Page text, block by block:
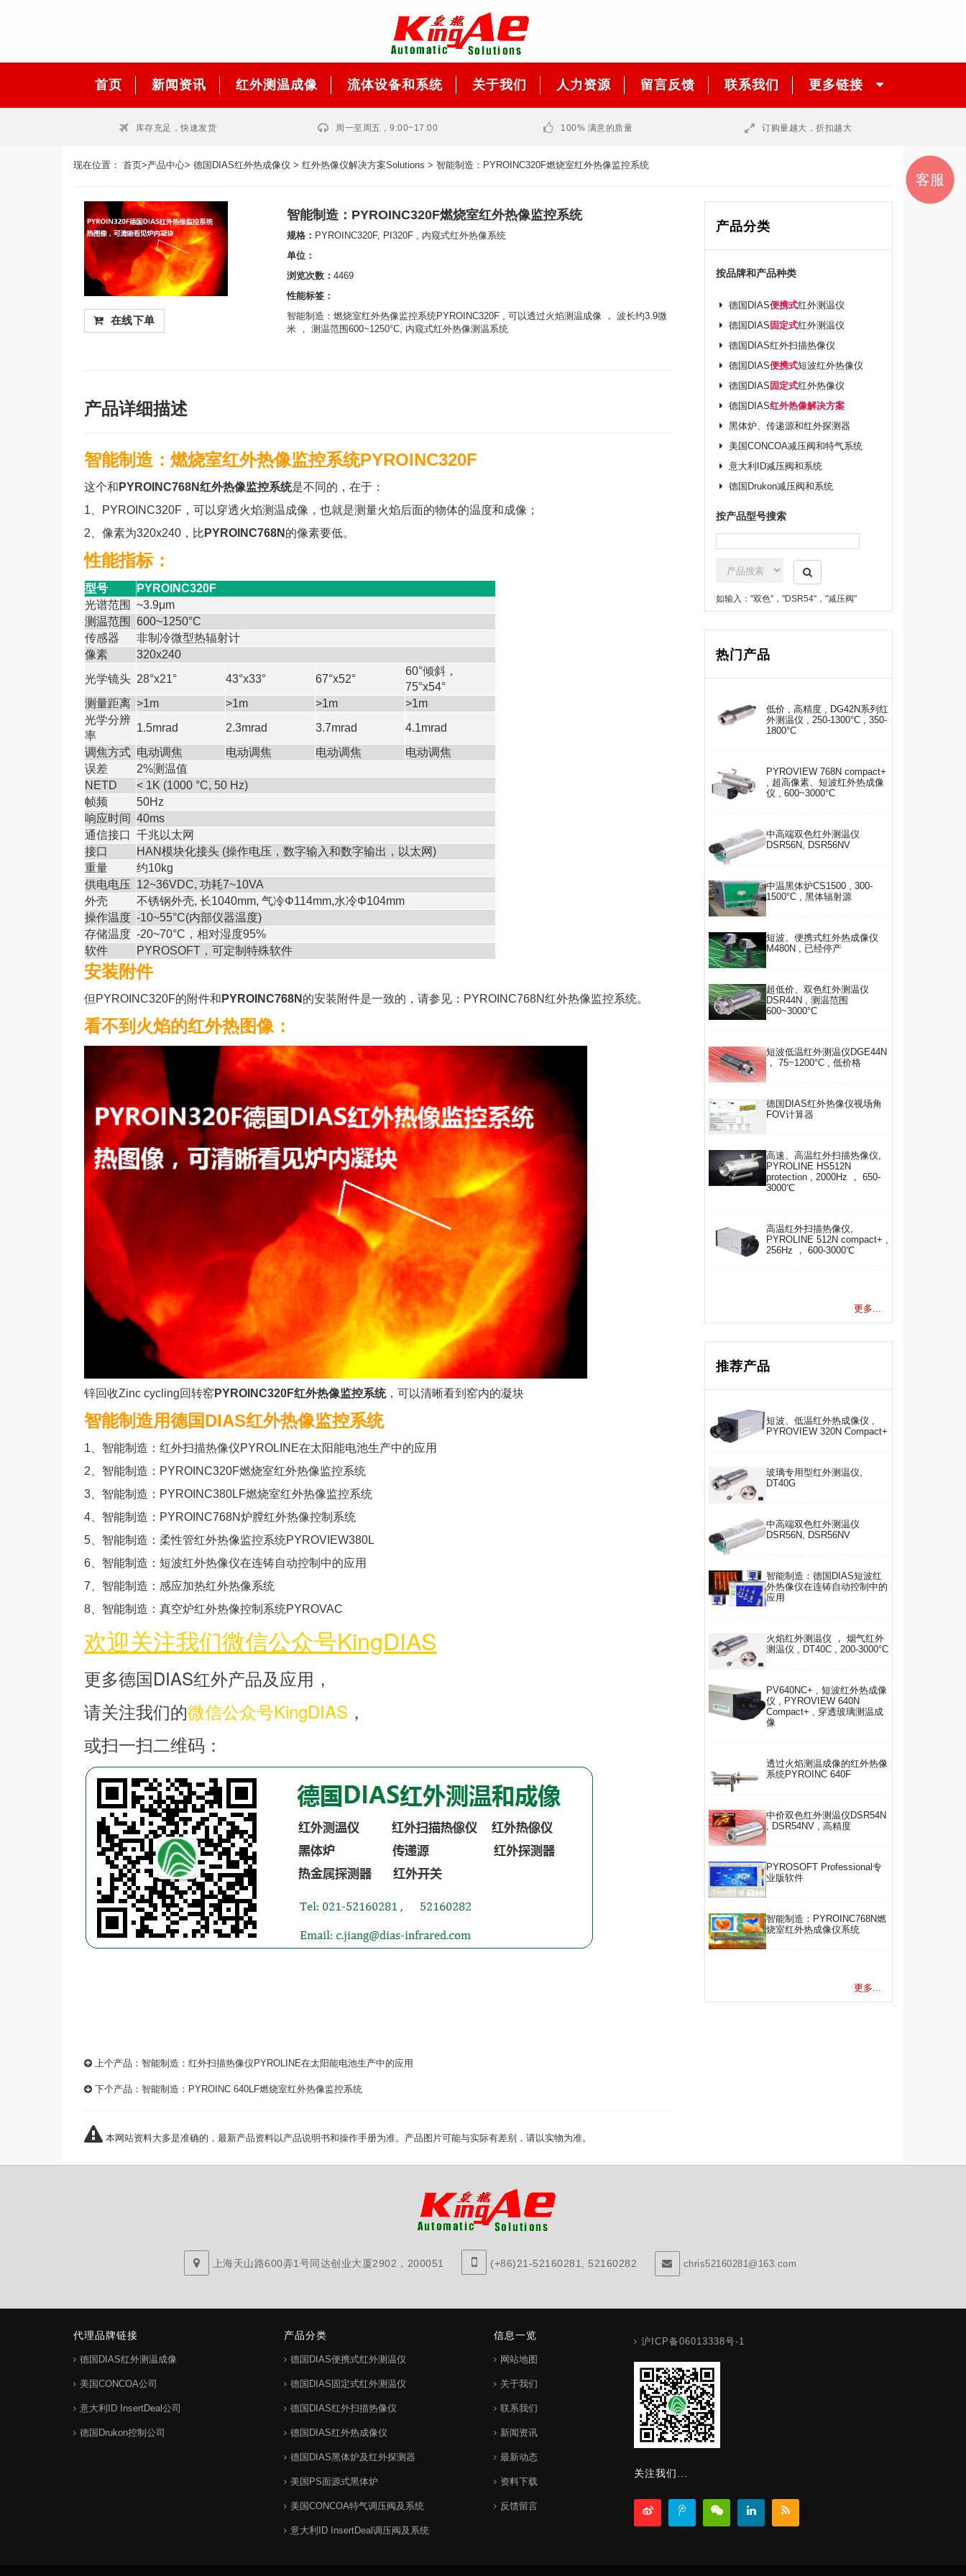
首页 新闻资讯 红外测温成像 流体设备和系统 关于我们 人力资源 留言反馈 联系我们 更多链接
库存充足，快速发货 周一至周五，9:00~17:00 100% 满意的质量 订购量越大，折扣越大
现在位置： 首页>产品中心> 德国DIAS红外热成像仪 > 红外热像仪解决方案Solutions > 智能制造：PYROINC320F燃烧室红外热像监控系统
在线下单
智能制造：PYROINC320F燃烧室红外热像监控系统
规格： PYROINC320F, PI320F , 内窥式红外热像系统
单位：
浏览次数：4469
性能标签：
智能制造：燃烧室红外热像监控系统PYROINC320F , 可以透过火焰测温成像 ， 波长约3.9微
米 ， 测温范围600~1250°C, 内窥式红外热像测温系统
产品详细描述
智能制造： 燃烧室红外热像监控系统PYROINC320F
这个和 PYROINC768N红外热像监控系统是不同的，在于：
1、PYROINC320F，可以穿透火焰测温成像，也就是测量火焰后面的物体的温度和成像；
2、像素为320x240，比 PYROINC768N 的像素要低。
性能指标：
型号
PYROINC320F
光谱范围
~3.9μm
测温范围
600~1250°C
传感器
非制冷微型热辐射计
像素
320x240
光学镜头 28°x21° 43°x33° 67°x52°
60°倾斜，
75°x54°
测量距离 >1m >1m >1m
>1m
光学分辨
率
1.5mrad 2.3mrad 3.7mrad
4.1mrad
调焦方式 电动调焦 电动调焦 电动调焦
电动调焦
误差
2%测温值
NETD
< 1K (1000 °C, 50 Hz)
帧频
50Hz
响应时间 40ms
通信接口 千兆以太网
接口
HAN模块化接头 (操作电压，数字输入和数字输出，以太网)
重量
约10kg
供电电压 12~36VDC, 功耗7~10VA
外壳
不锈钢外壳, 长1040mm, 气冷Φ114mm,水冷Φ104mm
操作温度 -10~55°C(内部仪器温度)
存储温度 -20~70°C ，相对湿度95%
软件
PYROSOFT ，可定制特殊软件
安装附件
但PYROINC320F的附件和 PYROINC768N 的安装附件是一致的，请参见：PYROINC768N红外热像监控系统。
看不到火焰的红外热图像：
锌回收Zinc cycling回转窑PYROINC320F红外热像监控系统，可以清晰看到窑内的凝块
智能制造用德国DIAS红外热像监控系统
1、 智能制造：红外扫描热像仪PYROLINE在太阳能电池生产中的应用
2、 智能制造：PYROINC320F燃烧室红外热像监控系统
3、 智能制造：PYROINC380LF燃烧室红外热像监控系统
4、 智能制造：PYROINC768N炉膛红外热像控制系统
5、 智能制造：柔性管红外热像监控系统PYROVIEW380L
6、 智能制造：短波红外热像仪在连铸自动控制中的应用
7、 智能制造：感应加热红外热像系统
8、 智能制造：真空炉红外热像控制系统PYROVAC
欢迎关注我们微信公众号KingDIAS
更多德国DIAS红外产品及应用，
请关注我们的微信公众号KingDIAS ，
或扫一扫二维码：
上个产品： 智能制造：红外扫描热像仪PYROLINE在太阳能电池生产中的应用
下个产品： 智能制造：PYROINC 640LF燃烧室红外热像监控系统
本网站资料大多是准确的，最新产品资料以产品说明书和操作手册为准。产品图片可能与实际有差别，请以实物为准。
产品分类
按品牌和产品种类
德国DIAS便携式红外测温仪
德国DIAS 固定式红外测温仪
德国DIAS红外扫描热像仪
德国DIAS便携式短波红外热像仪
德国DIAS 固定式红外热像仪
德国DIAS红外热像解决方案
黑体炉、传递源和红外探测器
美国CONCOA减压阀和特气系统
意大利ID减压阀和系统
德国Drukon减压阀和系统
按产品型号搜索
如输入："双色"，"DSR54"，"减压阀"
热门产品
低价 , 高精度 , DG42N系列红
外测温仪 , 250-1300°C , 350-
1800°C
PYROVIEW 768N compact+
, 超高像素、短波红外热成像
仪 , 600~3000°C
中高端双色红外测温仪
DSR56N, DSR56NV
中温黑体炉CS1500 , 300-
1500°C , 黑体辐射源
短波、便携式红外热成像仪
M480N , 已经停产
超低价、双色红外测温仪
DSR44N , 测温范围
600~3000°C
短波低温红外测温仪DGE44N
， 75~1200°C , 低价格
德国DIAS红外热像仪视场角
FOV计算器
高速、高温红外扫描热像仪,
PYROLINE HS512N
protection , 2000Hz ， 650-
3000℃
高温红外扫描热像仪,
PYROLINE 512N compact+ ,
256Hz ， 600-3000℃
更多...
推荐产品
短波、低温红外热成像仪 ,
PYROVIEW 320N Compact+
玻璃专用型红外测温仪,
DT40G
中高端双色红外测温仪
DSR56N, DSR56NV
智能制造：德国DIAS短波红
外热像仪在连铸自动控制中的
应用
火焰红外测温仪 ， 烟气红外
测温仪 , DT40C , 200-3000°C
PV640NC+ , 短波红外热成像
仪 , PYROVIEW 640N
Compact+ , 穿透玻璃测温成
像
透过火焰测温成像的红外热像
系统PYROINC 640F
中价双色红外测温仪DSR54N
, DSR54NV , 高精度
PYROSOFT Professional专
业版软件
智能制造：PYROINC768N燃
烧室红外热成像仪系统
更多...
上海天山路600弄1号同达创业大厦2902，200051 (+86)21-52160281, 52160282 chris52160281@163.com
代理品牌链接
德国DIAS红外测温成像
美国CONCOA公司
意大利ID InsertDeal公司
德国Drukon控制公司
产品分类
德国DIAS便携式红外测温仪
德国DIAS固定式红外测温仪
德国DIAS红外扫描热像仪
德国DIAS红外热成像仪
德国DIAS黑体炉及红外探测器
美国PS面源式黑体炉
美国CONCOA特气调压阀及系统
意大利ID InsertDeal调压阀及系统
信息一览
网站地图
关于我们
联系我们
新闻资讯
最新动态
资料下载
反馈留言
沪ICP备06013338号-1
关注我们...
客服
销售
一
销售
二
邮件
咨询
联系
我们